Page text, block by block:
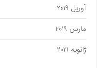
آوریل 2019
مارس 2019
ژانویه 2019